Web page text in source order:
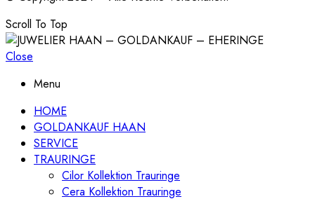
Scroll To Top
Close
Menu
HOME
GOLDANKAUF HAAN
SERVICE
TRAURINGE
Cilor Kollektion Trauringe
Cera Kollektion Trauringe